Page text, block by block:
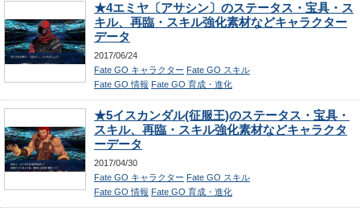
★4エミヤ〔アサシン〕のステータス・宝具・ス
キル、再臨・スキル強化素材などキャラクター
データ
2017/06/24
Fate GO キャラクター Fate GO スキル
Fate GO 情報 Fate GO 育成・進化
★5イスカンダル(征服王)のステータス・宝具・
スキル、再臨・スキル強化素材などキャラクタ
ーデータ
2017/04/30
Fate GO キャラクター Fate GO スキル
Fate GO 情報 Fate GO 育成・進化